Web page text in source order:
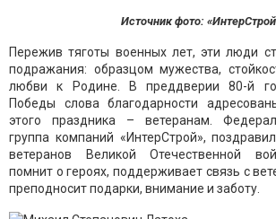
Источник фото:
Пережив тяготы военных лет, эти люди
подражания: образцом мужества,
любви к Родине. В преддверии 80-й
Победы слова благодарности
этого праздника – ветеранам.
группа компаний «ИнтерСтрой»,
ветеранов Великой Отечественной
помнит о героях, поддерживает связь с
преподносит подарки, внимание и заботу.